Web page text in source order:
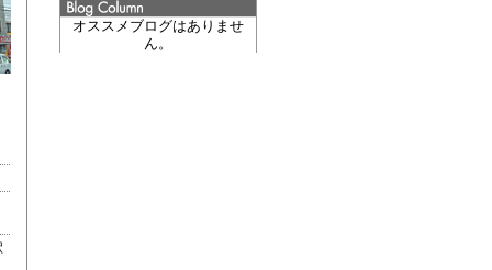
オススメブログはありませ
ん。